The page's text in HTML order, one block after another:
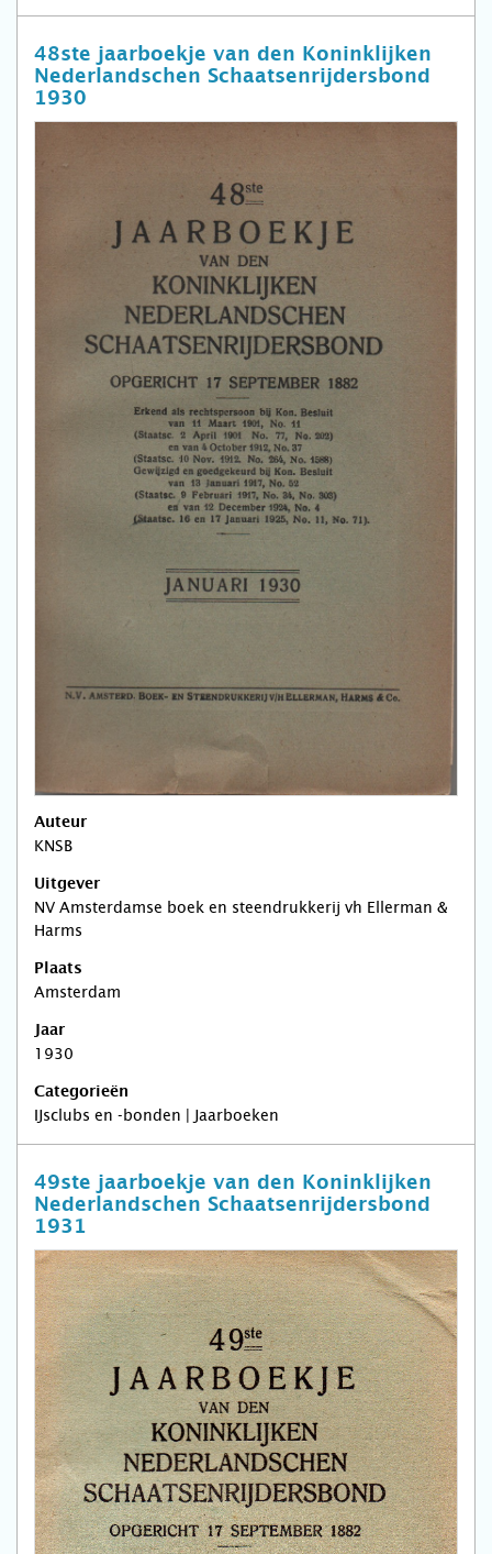
48ste jaarboekje van den Koninklijken
Nederlandschen Schaatsenrijdersbond
1930
Auteur
KNSB
Uitgever
NV Amsterdamse boek en steendrukkerij vh Ellerman &
Harms
Plaats
Amsterdam
Jaar
1930
Categorieën
IJsclubs en -bonden | Jaarboeken
49ste jaarboekje van den Koninklijken
Nederlandschen Schaatsenrijdersbond
1931